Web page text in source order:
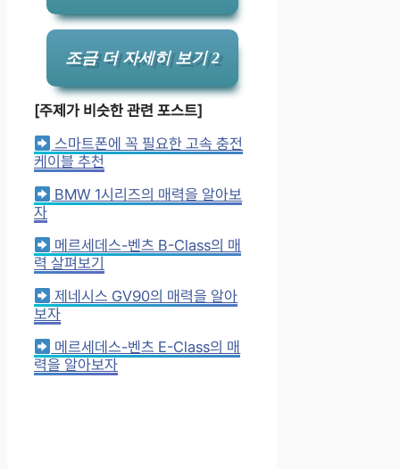
조금 더 자세히 보기 2
[주제가 비슷한 관련 포스트]
스마트폰에 꼭 필요한 고속 충전
케이블 추천
BMW 1시리즈의 매력을 알아보
자
메르세데스-벤츠 B-Class의 매
력 살펴보기
제네시스 GV90의 매력을 알아
보자
메르세데스-벤츠 E-Class의 매
력을 알아보자